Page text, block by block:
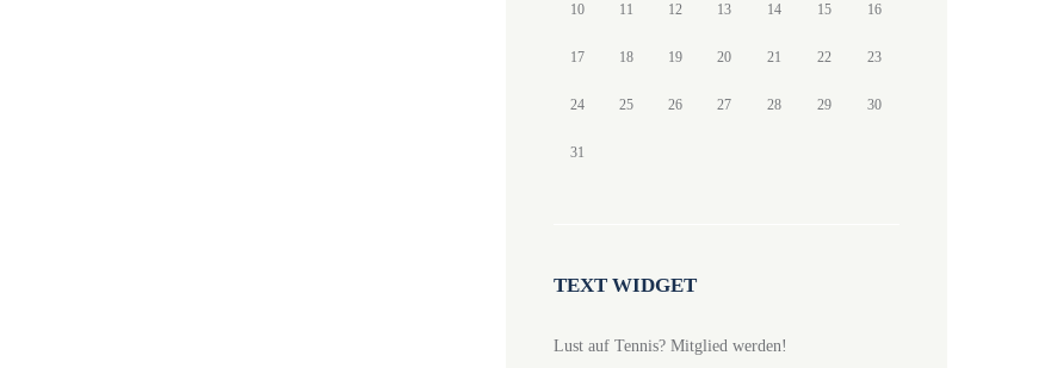
10 11 12 13 14 15 16
17 18 19 20 21 22 23
24 25 26 27 28 29 30
31
TEXT WIDGET
Lust auf Tennis? Mitglied werden!